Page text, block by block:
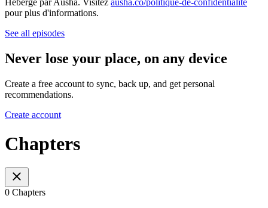
pour plus d'informations.
See all episodes
Never lose your place, on any device
Create a free account to sync, back up, and get personal
recommendations.
Create account
Chapters
0 Chapters